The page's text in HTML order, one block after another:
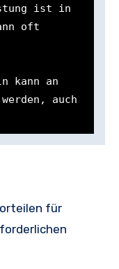
ist in
oft
kann an
auch
für